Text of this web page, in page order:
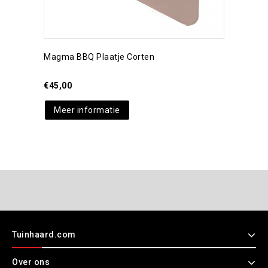
Magma BBQ Plaatje Corten
€45,00
Meer informatie
Tuinhaard.com
Over ons